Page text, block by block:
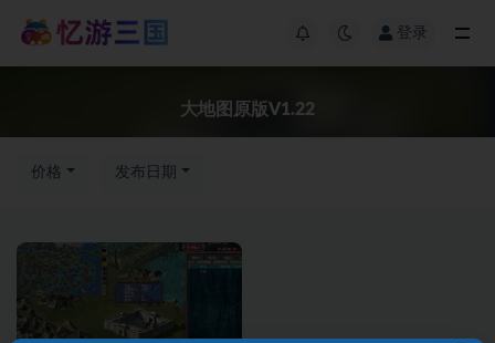
登录
大地图原版V1.22
价格 发布日期